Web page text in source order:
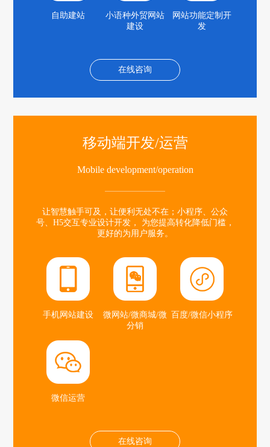
自助建站
小语种外贸网站
建设
网站功能定制开
发
在线咨询
移动端开发/运营
Mobile development/operation
让智慧触手可及，让便利无处不在；小程序、公众
号、H5交互专业设计开发， 为您提高转化降低门槛，
更好的为用户服务。
手机网站建设
微网站/微商城/微
分销
百度/微信小程序
微信运营
在线咨询